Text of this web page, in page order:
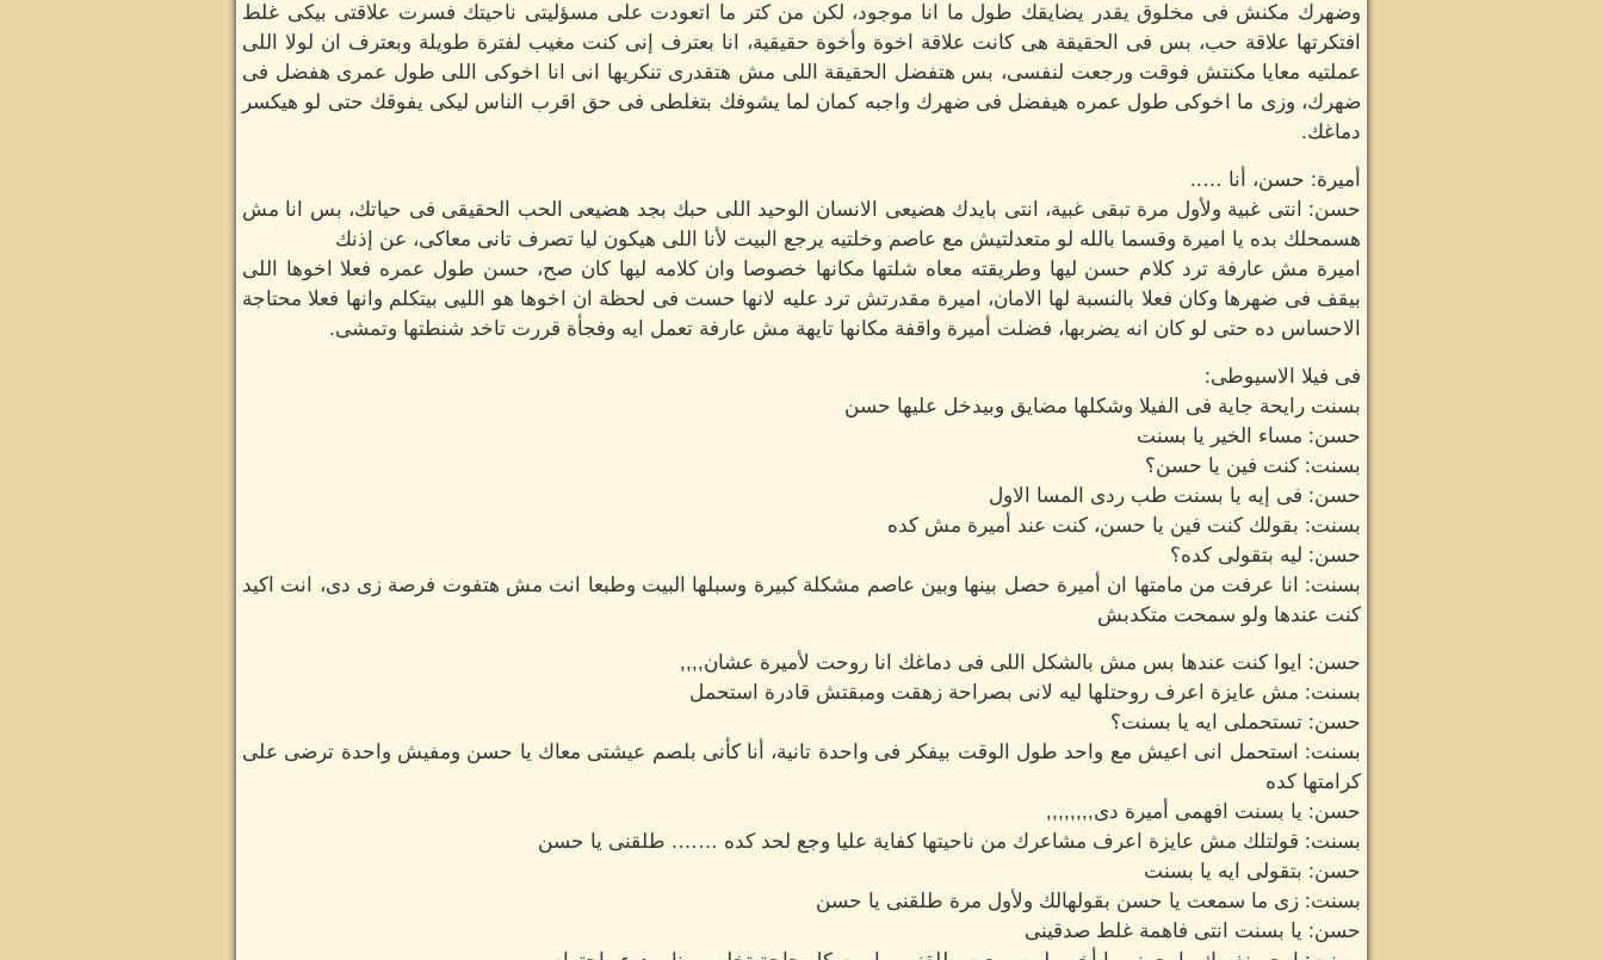
وضهرك مكنش فى مخلوق يقدر يضايقك طول ما انا موجود، لكن من كتر ما اتعودت على مسؤليتى ناحيتك فسرت علاقتى بيكى غلط
افتكرتها علاقة حب، بس فى الحقيقة هى كانت علاقة اخوة وأخوة حقيقية، انا بعترف إنى كنت مغيب لفترة طويلة وبعترف ان لولا اللى
عملتيه معايا مكنتش فوقت ورجعت لنفسى، بس هتفضل الحقيقة اللى مش هتقدرى تنكريها انى انا اخوكى اللى طول عمرى هفضل فى
ضهرك، وزى ما اخوكى طول عمره هيفضل فى ضهرك واجبه كمان لما يشوفك بتغلطى فى حق اقرب الناس ليكى يفوقك حتى لو هيكسر
دماغك.
أميرة: حسن، أنا …..
حسن: انتى غبية ولأول مرة تبقى غبية، انتى بايدك هضيعى الانسان الوحيد اللى حبك بجد هضيعى الحب الحقيقى فى حياتك، بس انا مش
هسمحلك بده يا اميرة وقسما بالله لو متعدلتيش مع عاصم وخلتيه يرجع البيت لأنا اللى هيكون ليا تصرف تانى معاكى، عن إذنك
اميرة مش عارفة ترد كلام حسن ليها وطريقته معاه شلتها مكانها خصوصا وان كلامه ليها كان صح، حسن طول عمره فعلا اخوها اللى
بيقف فى ضهرها وكان فعلا بالنسبة لها الامان، اميرة مقدرتش ترد عليه لانها حست فى لحظة ان اخوها هو الليى بيتكلم وانها فعلا محتاجة
الاحساس ده حتى لو كان انه يضربها، فضلت أميرة واقفة مكانها تايهة مش عارفة تعمل ايه وفجأة قررت تاخد شنطتها وتمشى.
فى فيلا الاسيوطى:
بسنت رايحة جاية فى الفيلا وشكلها مضايق وبيدخل عليها حسن
حسن: مساء الخير يا بسنت
بسنت: كنت فين يا حسن؟
حسن: فى إيه يا بسنت طب ردى المسا الاول
بسنت: بقولك كنت فين يا حسن، كنت عند أميرة مش كده
حسن: ليه بتقولى كده؟
بسنت: انا عرفت من مامتها ان أميرة حصل بينها وبين عاصم مشكلة كبيرة وسبلها البيت وطبعا انت مش هتفوت فرصة زى دى، انت اكيد
كنت عندها ولو سمحت متكدبش
حسن: ايوا كنت عندها بس مش بالشكل اللى فى دماغك انا روحت لأميرة عشان,,,,
بسنت: مش عايزة اعرف روحتلها ليه لانى بصراحة زهقت ومبقتش قادرة استحمل
حسن: تستحملى ايه يا بسنت؟
بسنت: استحمل انى اعيش مع واحد طول الوقت بيفكر فى واحدة تانية، أنا كأنى بلصم عيشتى معاك يا حسن ومفيش واحدة ترضى على
كرامتها كده
حسن: يا بسنت افهمى أميرة دى,,,,,,,,
بسنت: قولتلك مش عايزة اعرف مشاعرك من ناحيتها كفاية عليا وجع لحد كده ……. طلقنى يا حسن
حسن: بتقولى ايه يا بسنت
بسنت: زى ما سمعت يا حسن بقولهالك ولأول مرة طلقنى يا حسن
حسن: يا بسنت انتى فاهمة غلط صدقينى